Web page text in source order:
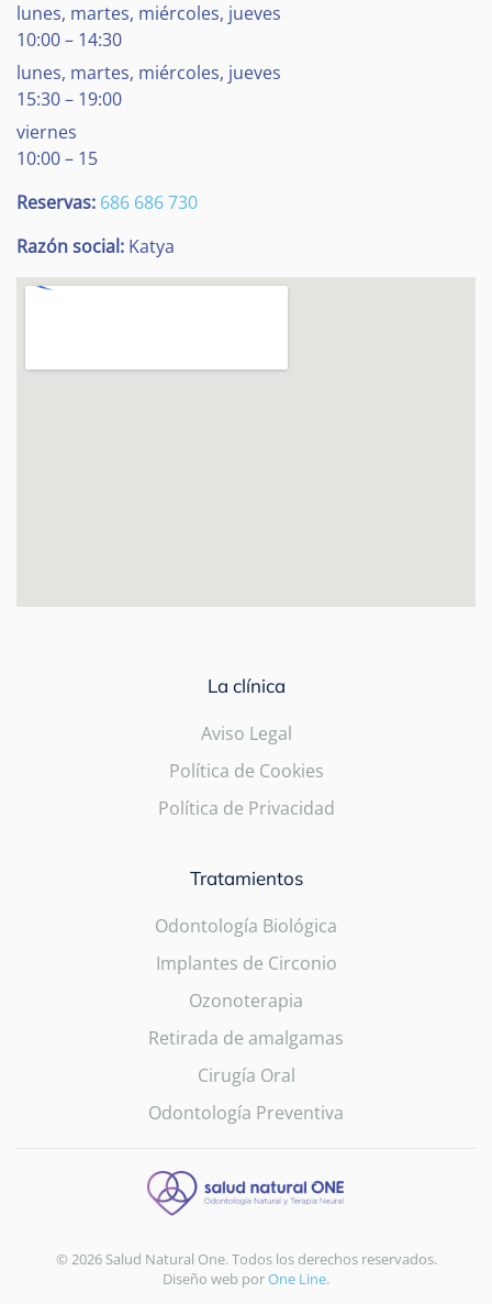
lunes, martes, miércoles, jueves
10:00 – 14:30
lunes, martes, miércoles, jueves
15:30 – 19:00
viernes
10:00 – 15
Reservas: 686 686 730
Razón social: Katya
La clínica
Aviso Legal
Política de Cookies
Política de Privacidad
Tratamientos
Odontología Biológica
Implantes de Circonio
Ozonoterapia
Retirada de amalgamas
Cirugía Oral
Odontología Preventiva
© 2026Salud Natural One. Todos los derechos reservados.
Diseño web porOne Line.